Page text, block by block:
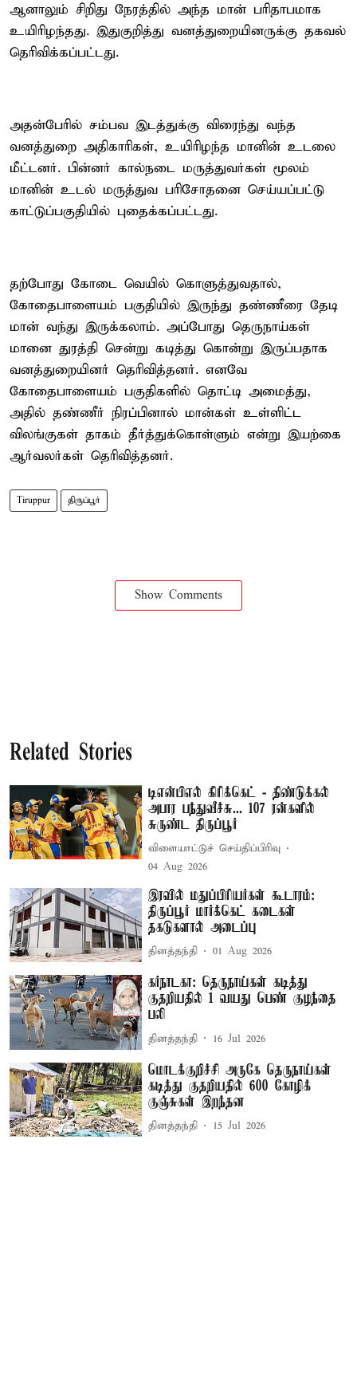
ஆனாலும் சிறிது நேரத்தில் அந்த மான் பரிதாபமாக
உயிரிழந்தது. இதுகுறித்து வனத்துறையினருக்கு தகவல்
தெரிவிக்கப்பட்டது.
அதன்பேரில் சம்பவ இடத்துக்கு விரைந்து வந்த
வனத்துறை அதிகாரிகள், உயிரிழந்த மானின் உடலை
மீட்டனர். பின்னர் கால்நடை மருத்துவர்கள் மூலம்
மானின் உடல் மருத்துவ பரிசோதனை செய்யப்பட்டு
காட்டுப்பகுதியில் புதைக்கப்பட்டது.
தற்போது கோடை வெயில் கொளுத்துவதால்,
கோதைபாளையம் பகுதியில் இருந்து தண்ணீரை தேடி
மான் வந்து இருக்கலாம். அப்போது தெருநாய்கள்
மானை துரத்தி சென்று கடித்து கொன்று இருப்பதாக
வனத்துறையினர் தெரிவித்தனர். எனவே
கோதைபாளையம் பகுதிகளில் தொட்டி அமைத்து,
அதில் தண்ணீர் நிரப்பினால் மான்கள் உள்ளிட்ட
விலங்குகள் தாகம் தீர்த்துக்கொள்ளும் என்று இயற்கை
ஆர்வலர்கள் தெரிவித்தனர்.
Tiruppur திருப்பூர்
Show Comments
Related Stories
டிஎன்பிஎல் கிரிக்கெட் - திண்டுக்கல்
அபார பந்துவீச்சு... 107 ரன்களில்
சுருண்ட திருப்பூர்
விளையாட்டுச் செய்திப்பிரிவு
04 Aug 2026
இரவில் மதுப்பிரியர்கள் கூடாரம்:
திருப்பூர் மார்க்கெட் கடைகள்
தகடுகளால் அடைப்பு
தினத்தந்தி 01 Aug 2026
கர்நாடகா: தெருநாய்கள் கடித்து
குதறியதில் 1 வயது பெண் குழந்தை
பலி
தினத்தந்தி 16 Jul 2026
மொடக்குறிச்சி அருகே தெருநாய்கள்
கடித்து குதறியதில் 600 கோழிக்
குஞ்சுகள் இறந்தன
தினத்தந்தி 15 Jul 2026